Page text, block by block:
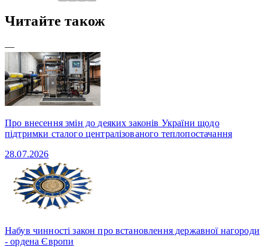
Читайте також
—
Про внесення змін до деяких законів України щодо
підтримки сталого централізованого теплопостачання
28.07.2026
Набув чинності закон про встановлення державної нагороди
- ордена Європи